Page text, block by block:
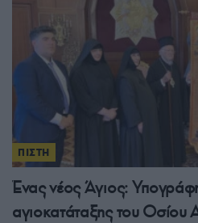
ΠΙΣΤΗ
Ένας νέος Άγιος:
αγιοκατάταξης του Οσίου